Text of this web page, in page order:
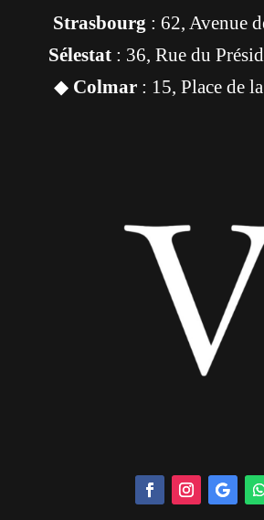
Strasbourg : 62, Avenue
Sélestat : 36, Rue du
◆ Colmar: 15, Place de